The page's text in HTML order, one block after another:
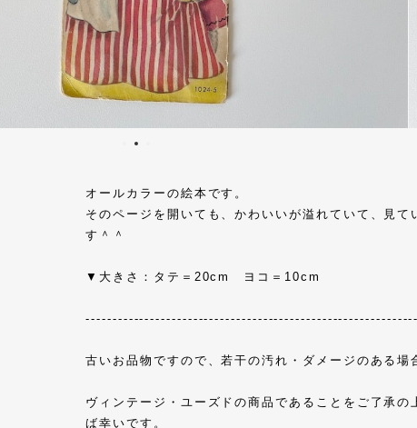
オールカラーの絵本です。
そのページを開いても、かわいいが溢れていて、見て
す＾＾
▼大きさ：タテ＝20cm ヨコ＝10cm
古いお品物ですので、若干の汚れ・ダメージのある場
ヴィンテージ・ユーズドの商品であることをご了承の
ば幸いです。